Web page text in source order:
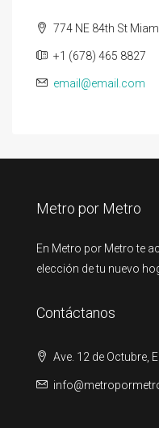
774 NE 84th St
+1 (678) 465 8827
email@email.com
Metro por Metro
En Metro por Metro te
elección de tu nuevo
Contáctanos
Ave. 12 de Octubre,